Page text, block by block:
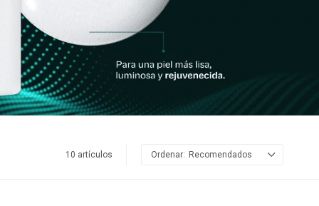
10 artículos Recomendados